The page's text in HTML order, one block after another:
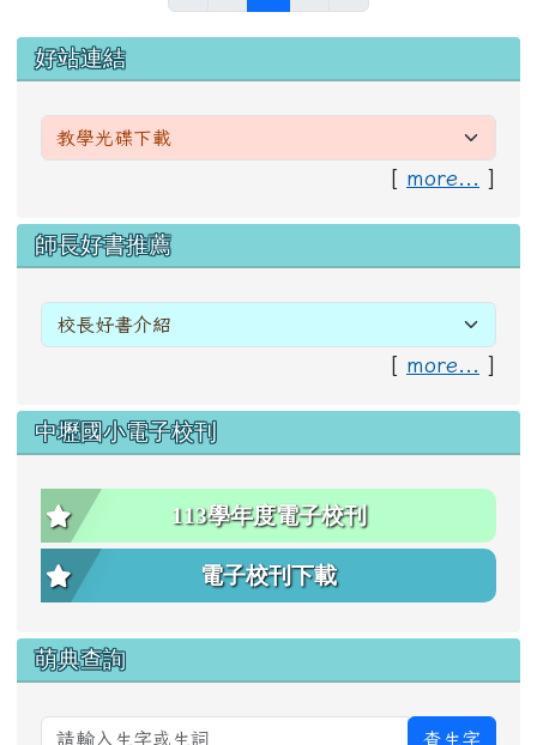
左邊區域內容
好站連結
[ more... ]
右邊區域內容
師長好書推薦
[ more... ]
中壢國小電子校刊
113學年度電子校刊
電子校刊下載
萌典查詢
查生字